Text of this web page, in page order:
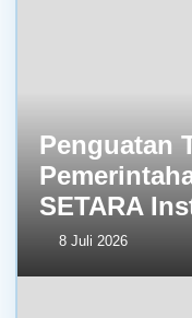
Penguatan
SETARA
8 Juli 2026